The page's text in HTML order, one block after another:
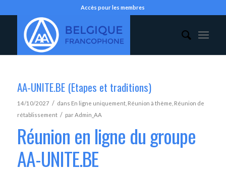
Accès pour les membres
AA-UNITE.BE (Etapes et traditions)
14/10/2027 / dans En ligne uniquement, Réunion à thème Réunion de
rétablissement / parAdmin_AA
Réunion en ligne du groupe
AA-UNITE.BE